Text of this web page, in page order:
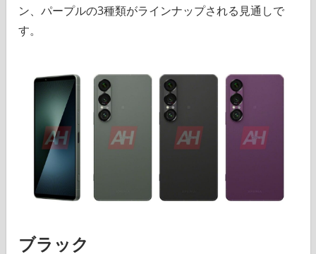
ン、パープルの3種類がラインナップされる見通しで
す。
ブラック